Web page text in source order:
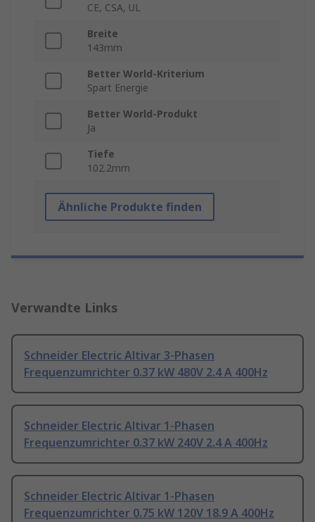
CE, CSA, UL
Breite
143mm
Better World-Kriterium
Spart Energie
Better World-Produkt
Ja
Tiefe
102.2mm
Ähnliche Produkte finden
Verwandte Links
Schneider Electric Altivar 3-Phasen
Frequenzumrichter 0.37 kW 480V 2.4 A 400Hz
Schneider Electric Altivar 1-Phasen
Frequenzumrichter 0.37 kW 240V 2.4 A 400Hz
Schneider Electric Altivar 1-Phasen
Frequenzumrichter 0.75 kW 120V 18.9 A 400Hz